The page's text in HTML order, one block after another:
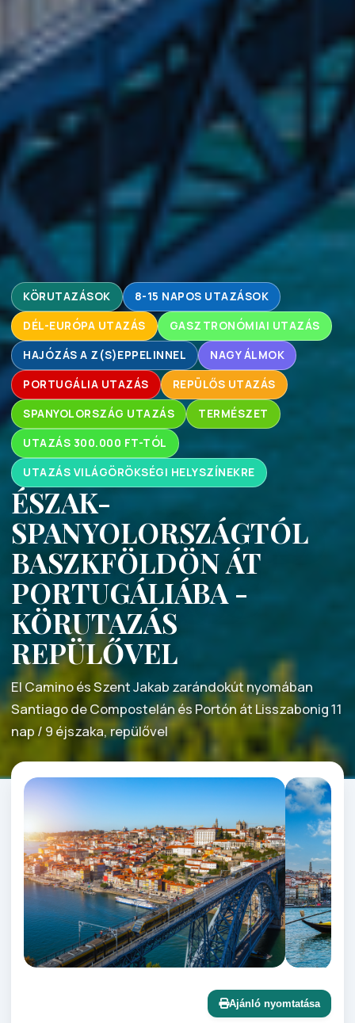
KÖRUTAZÁSOK 8-15 NAPOS UTAZÁSOK
DÉL-EURÓPA UTAZÁS GASZTRONÓMIAI UTAZÁS
HAJÓZÁS A Z(S)EPPELINNEL NAGY ÁLMOK
PORTUGÁLIA UTAZÁS REPÜLŐS UTAZÁS
SPANYOLORSZÁG UTAZÁS TERMÉSZET
UTAZÁS 300.000 FT-TÓL
UTAZÁS VILÁGÖRÖKSÉGI HELYSZÍNEKRE
ÉSZAK-
SPANYOLORSZÁGTÓL
BASZKFÖLDÖN ÁT
PORTUGÁLIÁBA -
KÖRUTAZÁS
REPÜLŐVEL
El Camino és Szent Jakab zarándokút nyomában
Santiago de Compostelán és Portón át Lisszabonig 11
nap / 9 éjszaka, repülővel
Ajánló nyomtatása